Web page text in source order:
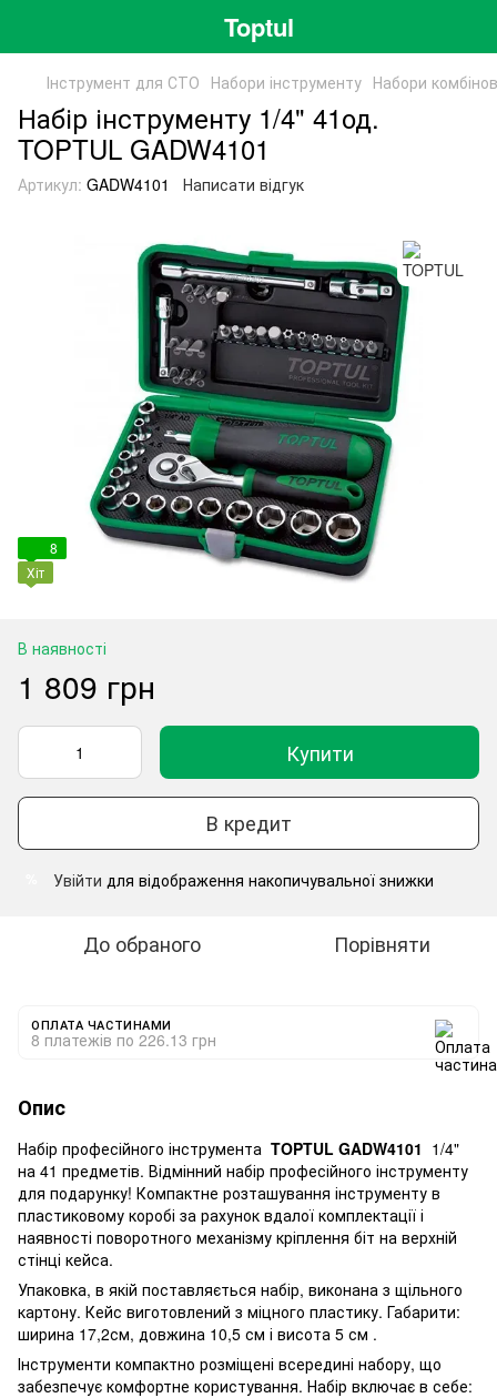
Toptul
Інструмент для СТО Набори інструменту Набори
Набір інструменту 1/4" 41од.
TOPTUL GADW4101
Артикул: GADW4101 Написати відгук
8
Хіт
В наявності
1 809 грн
Купити
В кредит
Увійти для відображення накопичувальної знижки
До обраного Порівняти
ОПЛАТА ЧАСТИНАМИ
8 платежів по 226.13 грн
Опис
Набір професійного інструмента TOPTUL GADW4101 1/4"
на 41 предметів. Відмінний набір професійного інструменту
для подарунку! Компактне розташування інструменту в
пластиковому коробі за рахунок вдалої комплектації і
наявності поворотного механізму кріплення біт на верхній
стінці кейса.
Упаковка, в якій поставляється набір, виконана з щільного
картону. Кейс виготовлений з міцного пластику. Габарити:
ширина 17,2см, довжина 10,5 см і висота 5 см .
Інструменти компактно розміщені всередині набору, що
забезпечує комфортне користування. Набір включає в себе: